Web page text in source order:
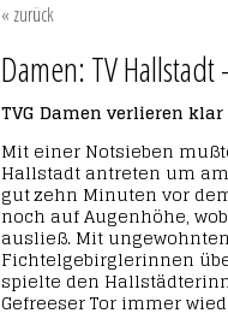
« zurück
Damen: TV
TVG Damen verlieren
Mit einer Notsieben
Hallstadt antreten um
gut zehn Minuten vor
noch auf Augenhöhe,
ausließ. Mit
Fichtelgebirglerinnen
spielte den
Gefreeser Tor immer